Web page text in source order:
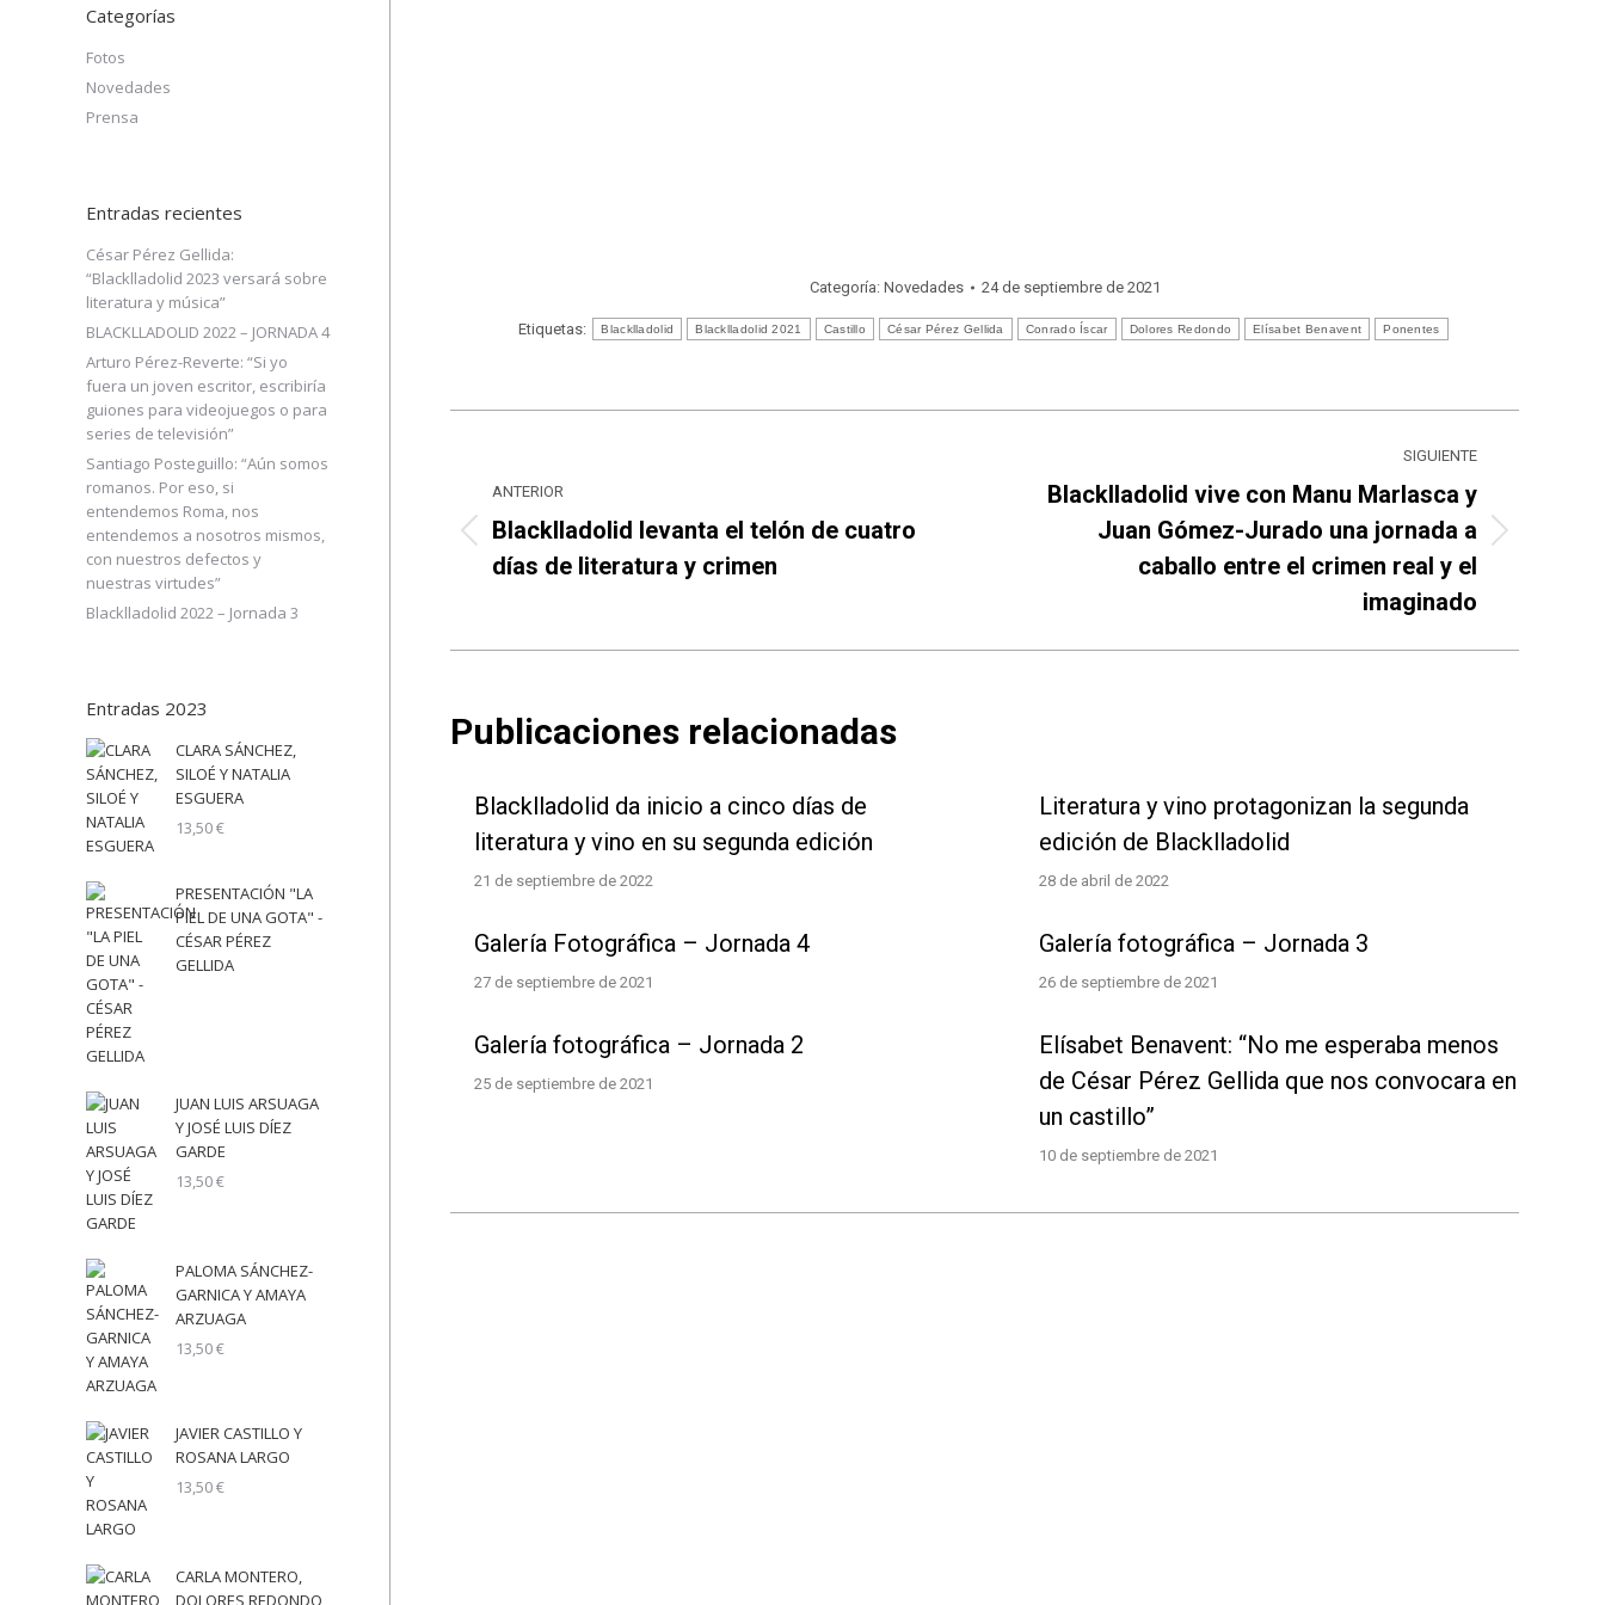
Categoría: Novedades 24 de septiembre de 2021
Etiquetas: Blacklladolid Blacklladolid 2021 Castillo César Pérez Gellida Conrado Íscar Dolores Redondo Elísabet Benavent Ponentes
entre
publicaciones
ANTERIOR
Publicación
anterior:
Blacklladolid levanta el telón de cuatro
días de literatura y crimen
SIGUIENTE
Publicación
Blacklladolid vive con Manu Marlasca y
Juan Gómez-Jurado una jornada a
caballo entre el crimen real y el
imaginado
Publicaciones relacionadas
Blacklladolid da inicio a cinco días de
literatura y vino en su segunda edición
21 de septiembre de 2022
Literatura y vino protagonizan la segunda
edición de Blacklladolid
28 de abril de 2022
Galería Fotográfica – Jornada 4
27 de septiembre de 2021
Galería fotográfica – Jornada 3
26 de septiembre de 2021
Galería fotográfica – Jornada 2
25 de septiembre de 2021
Elísabet Benavent: “No me esperaba menos
de César Pérez Gellida que nos convocara en
un castillo”
10 de septiembre de 2021
Categorías
Fotos
Novedades
Prensa
Entradas recientes
César Pérez Gellida:
“Blacklladolid 2023 versará sobre
literatura y música”
BLACKLLADOLID 2022 – JORNADA 4
Arturo Pérez-Reverte: “Si yo
fuera un joven escritor, escribiría
guiones para videojuegos o para
series de televisión”
Santiago Posteguillo: “Aún somos
romanos. Por eso, si
entendemos Roma, nos
entendemos a nosotros mismos,
con nuestros defectos y
nuestras virtudes”
Blacklladolid 2022 – Jornada 3
Entradas 2023
CLARA SÁNCHEZ,
SILOÉ Y NATALIA
ESGUERA
13,50€
PRESENTACIÓN "LA
PIEL DE UNA GOTA" -
CÉSAR PÉREZ
GELLIDA
JUAN LUIS ARSUAGA
Y JOSÉ LUIS DÍEZ
GARDE
13,50€
PALOMA SÁNCHEZ-
GARNICA Y AMAYA
ARZUAGA
13,50€
JAVIER CASTILLO Y
ROSANA LARGO
13,50€
CARLA MONTERO,
DOLORES REDONDO